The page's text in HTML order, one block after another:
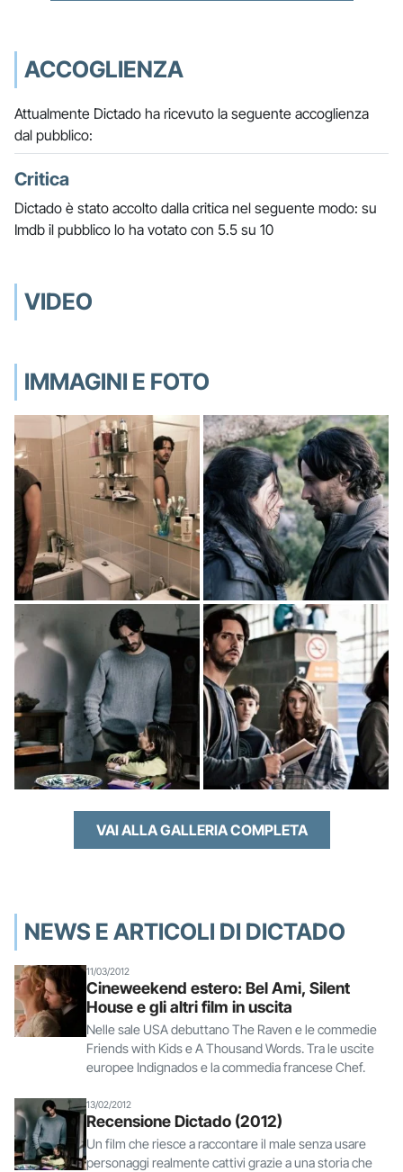
ACCOGLIENZA
Attualmente Dictado ha ricevuto la seguente accoglienza
dal pubblico:
Critica
Dictado è stato accolto dalla critica nel seguente modo: su
Imdb il pubblico lo ha votato con 5.5 su 10
VIDEO
IMMAGINI E FOTO
VAI ALLA GALLERIA COMPLETA
NEWS E ARTICOLI DI DICTADO
11/03/2012
Cineweekend estero: Bel Ami, Silent
House e gli altri film in uscita
Nelle sale USA debuttano The Raven e le commedie
Friends with Kids e A Thousand Words. Tra le uscite
europee Indignados e la commedia francese Chef.
13/02/2012
Recensione Dictado (2012)
Un film che riesce a raccontare il male senza usare
personaggi realmente cattivi grazie a una storia che